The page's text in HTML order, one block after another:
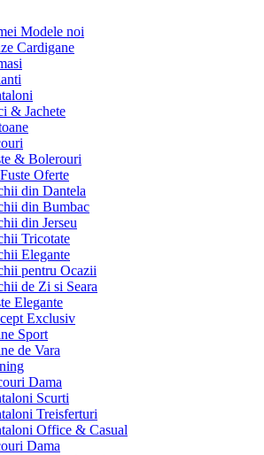
Modele noi
Cardigane
& Jachete
& Bolerouri
Oferte
din Dantela
din Bumbac
din Jerseu
Tricotate
Elegante
pentru Ocazii
de Zi si Seara
Elegante
Exclusiv
Sport
de Vara
Dama
Scurti
Treisferturi
Office & Casual
Dama